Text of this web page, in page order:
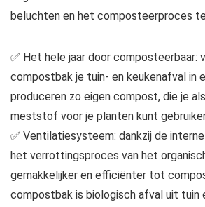
beluchten en het composteerproces
✅ Het hele jaar door composteerbaar:
compostbak je tuin- en keukenafval in
produceren zo eigen compost, die je
meststof voor je planten kunt
✅ Ventilatiesysteem: dankzij de
het verrottingsproces van het
gemakkelijker en efficiënter tot
compostbak is biologisch afval uit tuin